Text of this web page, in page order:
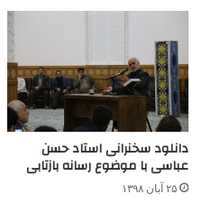
دانلود سخنرانی استاد حسن
عباسی با موضوع رسانه بازتابی
۲۵ آبان ۱۳۹۸